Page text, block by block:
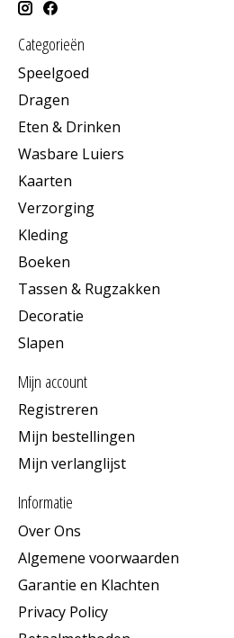
Categorieën
Speelgoed
Dragen
Eten & Drinken
Wasbare Luiers
Kaarten
Verzorging
Kleding
Boeken
Tassen & Rugzakken
Decoratie
Slapen
Mijn account
Registreren
Mijn bestellingen
Mijn verlanglijst
Informatie
Over Ons
Algemene voorwaarden
Garantie en Klachten
Privacy Policy